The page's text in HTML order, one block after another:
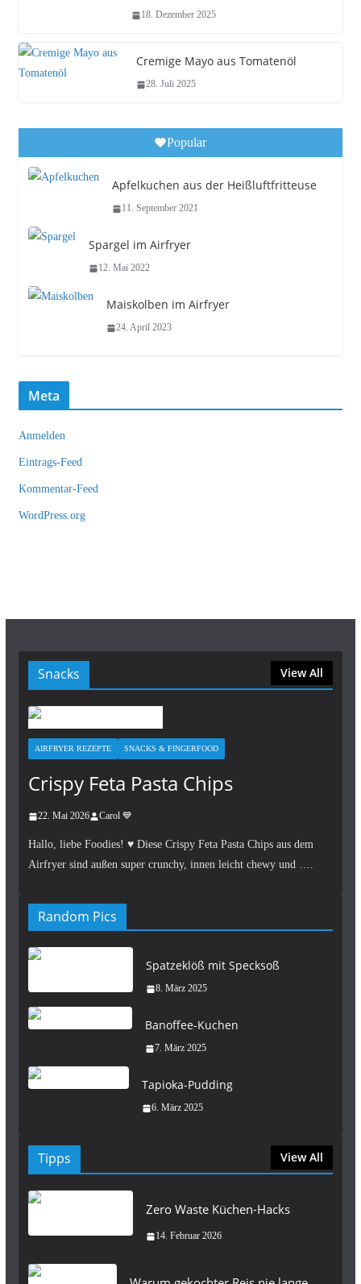
18. Dezember 2025
Cremige Mayo aus Tomatenöl
28. Juli 2025
Popular
Apfelkuchen aus der Heißluftfritteuse
11. September 2021
Spargel im Airfryer
12. Mai 2022
Maiskolben im Airfryer
24. April 2023
Meta
Anmelden
Eintrags-Feed
Kommentar-Feed
WordPress.org
Snacks View All
AIRFRYER REZEPTE SNACKS & FINGERFOOD
Crispy Feta Pasta Chips
22. Mai 2026 Carol 💙
Hallo, liebe Foodies! ♥︎ Diese Crispy Feta Pasta Chips aus dem
Airfryer sind außen super crunchy, innen leicht chewy und ….
Random Pics
Spatzeklöß mit Specksoß
8. März 2025
Banoffee-Kuchen
7. März 2025
Tapioka-Pudding
6. März 2025
Tipps View All
Zero Waste Küchen-Hacks
14. Februar 2026